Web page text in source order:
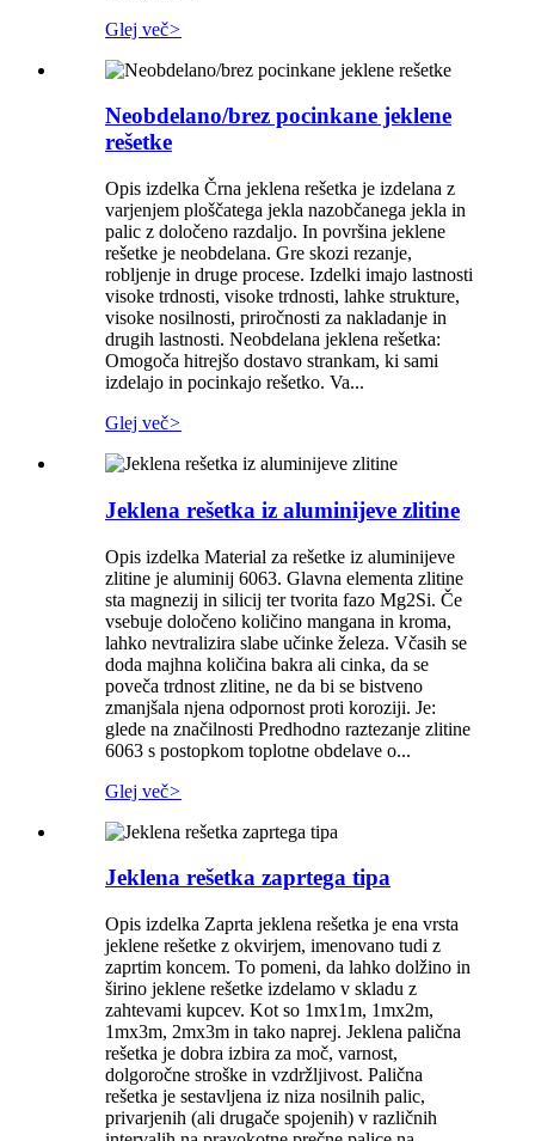
Glej več>
Neobdelano/brez pocinkane jeklene
rešetke
Opis izdelka Črna jeklena rešetka je izdelana z
varjenjem ploščatega jekla nazobčanega jekla in
palic z določeno razdaljo. In površina jeklene
rešetke je neobdelana. Gre skozi rezanje,
robljenje in druge procese. Izdelki imajo lastnosti
visoke trdnosti, visoke trdnosti, lahke strukture,
visoke nosilnosti, priročnosti za nakladanje in
drugih lastnosti. Neobdelana jeklena rešetka:
Omogoča hitrejšo dostavo strankam, ki sami
izdelajo in pocinkajo rešetko. Va...
Glej več>
Jeklena rešetka iz aluminijeve zlitine
Opis izdelka Material za rešetke iz aluminijeve
zlitine je aluminij 6063. Glavna elementa zlitine
sta magnezij in silicij ter tvorita fazo Mg2Si. Če
vsebuje določeno količino mangana in kroma,
lahko nevtralizira slabe učinke železa. Včasih se
doda majhna količina bakra ali cinka, da se
poveča trdnost zlitine, ne da bi se bistveno
zmanjšala njena odpornost proti koroziji. Je:
glede na značilnosti Predhodno raztezanje zlitine
6063 s postopkom toplotne obdelave o...
Glej več>
Jeklena rešetka zaprtega tipa
Opis izdelka Zaprta jeklena rešetka je ena vrsta
jeklene rešetke z okvirjem, imenovano tudi z
zaprtim koncem. To pomeni, da lahko dolžino in
širino jeklene rešetke izdelamo v skladu z
zahtevami kupcev. Kot so 1mx1m, 1mx2m,
1mx3m, 2mx3m in tako naprej. Jeklena palična
rešetka je dobra izbira za moč, varnost,
dolgoročne stroške in vzdržljivost. Palična
rešetka je sestavljena iz niza nosilnih palic,
privarjenih (ali drugače spojenih) v različnih